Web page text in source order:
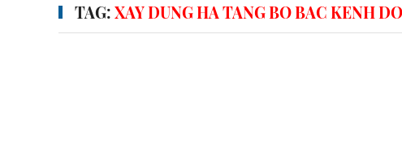
TAG:XAY DUNG HA TANG BO BAC KENH